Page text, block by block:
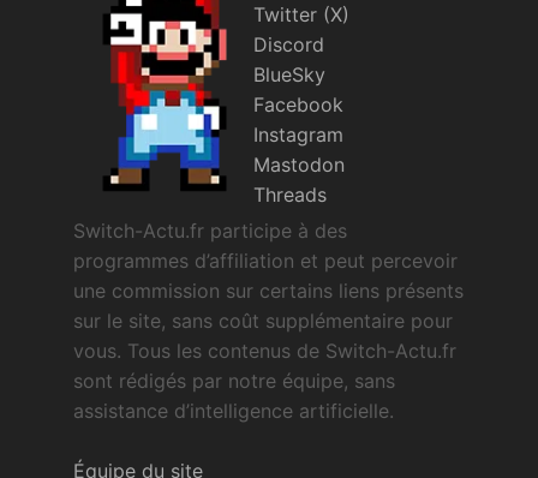
Twitter (X)
Discord
BlueSky
Facebook
Instagram
Mastodon
Threads
Switch-Actu.fr participe à des
programmes d’affiliation et peut percevoir
une commission sur certains liens présents
sur le site, sans coût supplémentaire pour
vous. Tous les contenus de Switch-Actu.fr
sont rédigés par notre équipe, sans
assistance d’intelligence artificielle.
Équipe du site